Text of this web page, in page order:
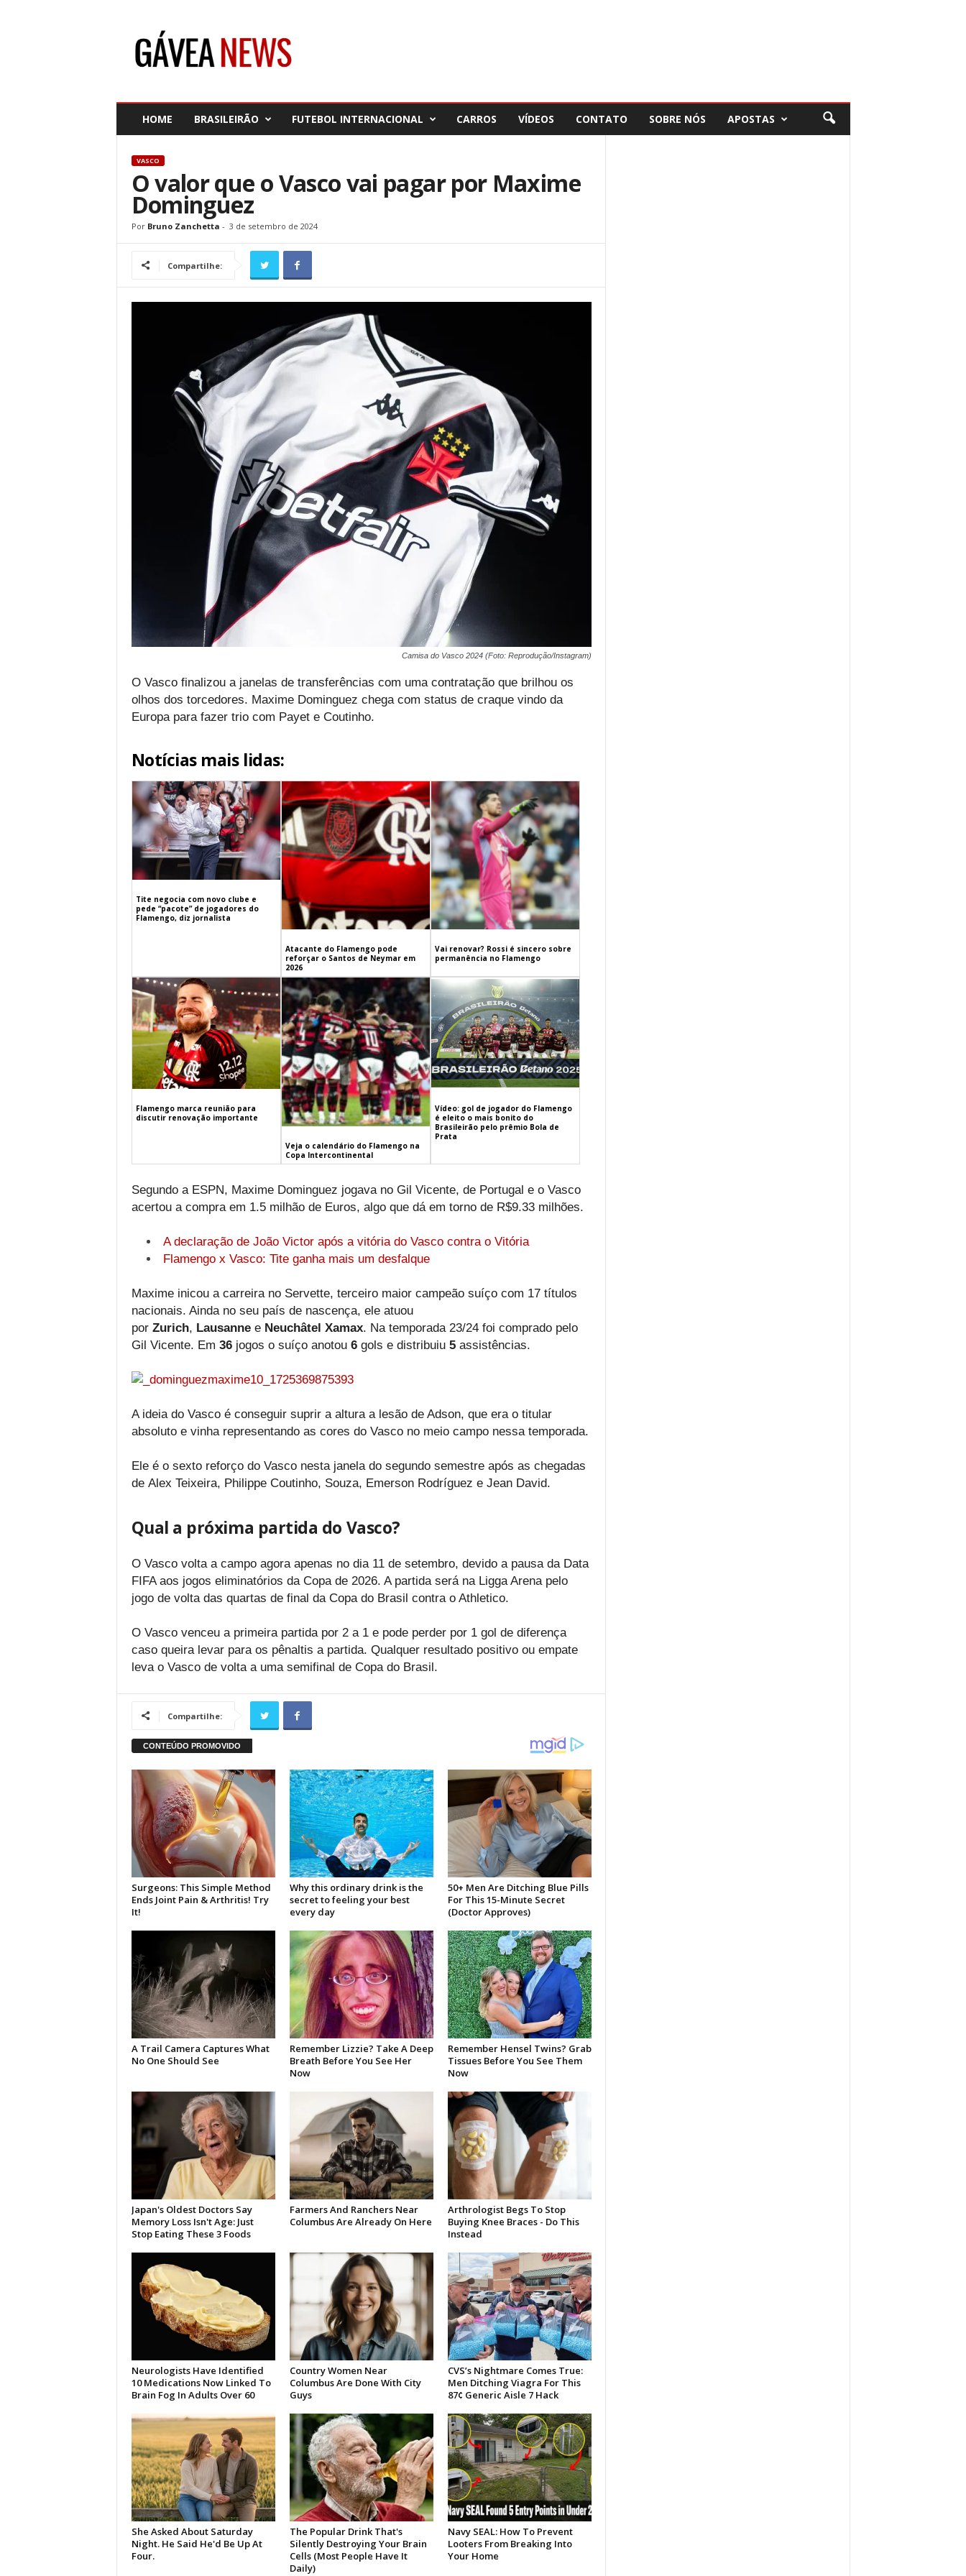
HOME BRASILEIRÃO FUTEBOL INTERNACIONAL CARROS VÍDEOS CONTATO SOBRE NÓS APOSTAS
VASCO
O valor que o Vasco vai pagar por Maxime
Dominguez
Por Bruno Zanchetta - 3 de setembro de 2024
Compartilhe:
Camisa do Vasco 2024 (Foto: Reprodução/Instagram)
O Vasco finalizou a janelas de transferências com uma contratação que brilhou os
olhos dos torcedores. Maxime Dominguez chega com status de craque vindo da
Europa para fazer trio com Payet e Coutinho.
Notícias mais lidas:
Tite negocia com novo clube e
pede “pacote” de jogadores do
Flamengo, diz jornalista
Atacante do Flamengo pode
reforçar o Santos de Neymar em
2026
Vai renovar? Rossi é sincero sobre
permanência no Flamengo
Flamengo marca reunião para
discutir renovação importante
Veja o calendário do Flamengo na
Copa Intercontinental
Vídeo: gol de jogador do Flamengo
é eleito o mais bonito do
Brasileirão pelo prêmio Bola de
Prata
Segundo a ESPN, Maxime Dominguez jogava no Gil Vicente, de Portugal e o Vasco
acertou a compra em 1.5 milhão de Euros, algo que dá em torno de R$9.33 milhões.
A declaração de João Victor após a vitória do Vasco contra o Vitória
Flamengo x Vasco: Tite ganha mais um desfalque
Maxime inicou a carreira no Servette, terceiro maior campeão suíço com 17 títulos
nacionais. Ainda no seu país de nascença, ele atuou
por Zurich, Lausannee Neuchâtel Xamax. Na temporada 23/24 foi comprado pelo
Gil Vicente. Em 36jogos o suíço anotou 6gols e distribuiu 5assistências.
A ideia do Vasco é conseguir suprir a altura a lesão de Adson, que era o titular
absoluto e vinha representando as cores do Vasco no meio campo nessa temporada.
Ele é o sexto reforço do Vasco nesta janela do segundo semestre após as chegadas
de Alex Teixeira, Philippe Coutinho, Souza, Emerson Rodríguez e Jean David.
Qual a próxima partida do Vasco?
O Vasco volta a campo agora apenas no dia 11 de setembro, devido a pausa da Data
FIFA aos jogos eliminatórios da Copa de 2026. A partida será na Ligga Arena pelo
jogo de volta das quartas de final da Copa do Brasil contra o Athletico.
O Vasco venceu a primeira partida por 2 a 1 e pode perder por 1 gol de diferença
caso queira levar para os pênaltis a partida. Qualquer resultado positivo ou empate
leva o Vasco de volta a uma semifinal de Copa do Brasil.
Compartilhe: